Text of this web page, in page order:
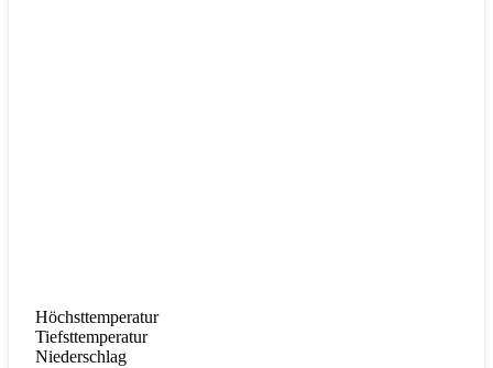
Höchsttemperatur
Tiefsttemperatur
Niederschlag